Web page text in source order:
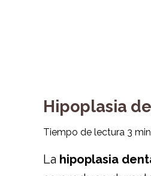
Hipoplasia
Tiempo de lectura 3
La hipoplasia